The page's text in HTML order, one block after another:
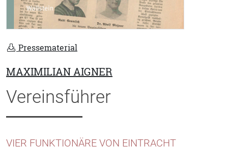
Pressematerial
MAXIMILIAN AIGNER
Vereinsführer
VIER FUNKTIONÄRE VON EINTRACHT